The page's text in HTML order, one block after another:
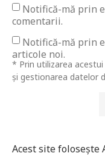
Notifică-mă prin
comentarii.
Notifică-mă prin
articole noi.
* Prin utilizarea
și gestionarea datelor
Acest site folosește